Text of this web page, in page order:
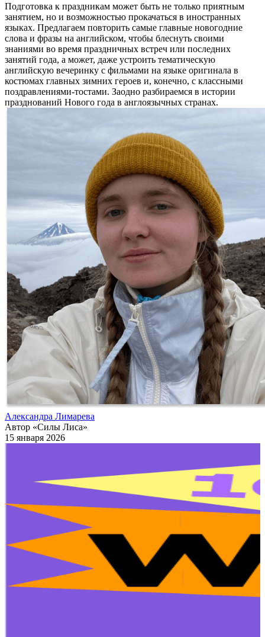
Подготовка к праздникам может быть не только приятным
занятием, но и возможностью прокачаться в иностранных
языках. Предлагаем повторить самые главные новогодние
слова и фразы на английском, чтобы блеснуть своими
знаниями во время праздничных встреч или последних
занятий года, а может, даже устроить тематическую
английскую вечеринку с фильмами на языке оригинала в
костюмах главных зимних героев и, конечно, с классными
поздравлениями-тостами. Заодно разбираемся в истории
празднований Нового года в англоязычных странах.
Александра Лимарева
Автор «Силы Лиса»
15 января 2026